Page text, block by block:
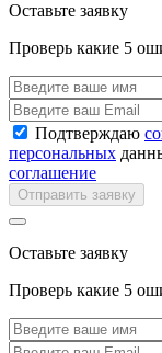
Оставьте заявку
Проверь какие 5
Подтверждаю
персональных
соглашение
Отправить заявку
Оставьте заявку
Проверь какие 5